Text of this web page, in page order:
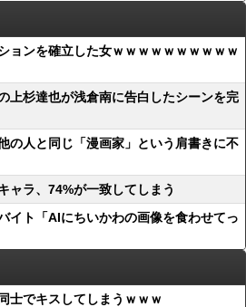
ョンを確立した女ｗｗｗｗｗｗｗｗｗｗ
上杉達也が浅倉南に告白したシーンを完
の人と同じ「漫画家」という肩書きに不
ャラ、74%が一致してしまう
イト「AIにちいかわの画像を食わせてっ
士でキスしてしまうｗｗｗ